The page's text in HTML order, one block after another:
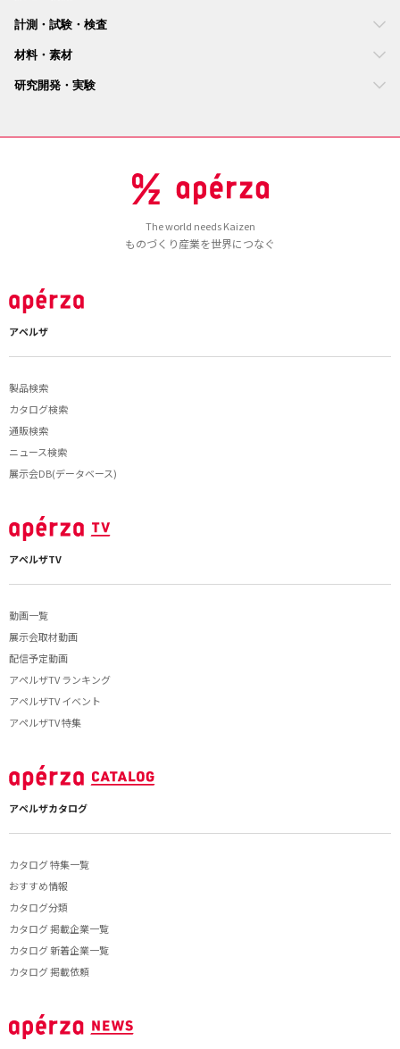
計測・試験・検査
材料・素材
研究開発・実験
The world needs Kaizen
ものづくり産業を世界につなぐ
アペルザ
製品検索
カタログ検索
通販検索
ニュース検索
展示会DB(データベース)
アペルザTV
動画一覧
展示会取材動画
配信予定動画
アペルザTV ランキング
アペルザTV イベント
アペルザTV 特集
アペルザカタログ
カタログ 特集一覧
おすすめ情報
カタログ分類
カタログ 掲載企業一覧
カタログ 新着企業一覧
カタログ 掲載依頼